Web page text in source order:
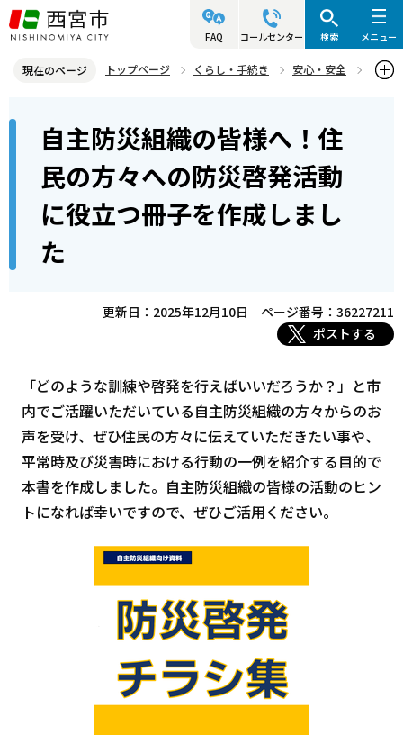
こ
の
ジ
FAQ コールセンター 検索 メニュー
現在のページ トップページ くらし・手続き
安心・安全
自主防災組織の皆様へ！住民の方々への防災啓発活動に役立つ冊子を
作成しました
自主防災組織の皆様へ！住
民の方々への防災啓発活動
に役立つ冊子を作成しまし
た
更新日：2025年12月10日
ページ番号：36227211
ポストする
「どのような訓練や啓発を行えばいいだろうか？」と市
内でご活躍いただいている自主防災組織の方々からのお
声を受け、ぜひ住民の方々に伝えていただきたい事や、
平常時及び災害時における行動の一例を紹介する目的で
本書を作成しました。自主防災組織の皆様の活動のヒン
トになれば幸いですので、ぜひご活用ください。